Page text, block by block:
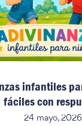
infantiles
fáciles con
24 mayo, 2026